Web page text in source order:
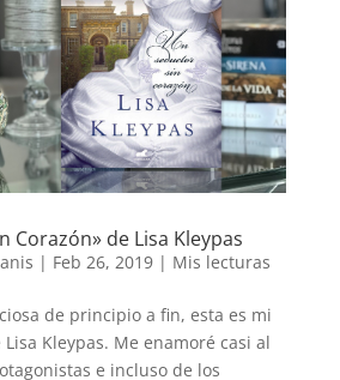
Corazón» de Lisa Kleypas
| Feb 26, 2019| Mis lecturas
de principio a fin, esta es mi
Kleypas. Me enamoré casi al
e incluso de los